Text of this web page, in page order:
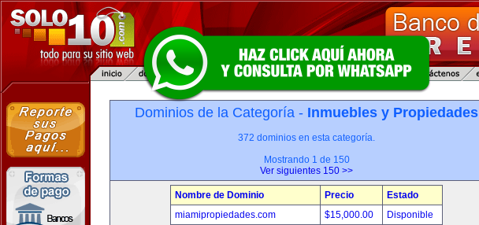
Dominios de la Categoría - Inmuebles y Propiedades
372 dominios en esta categoría.
Mostrando 1 de 150
Ver siguientes 150 >>
Nombre de Dominio Precio
Estado
miamipropiedades.com
$15,000.00
Disponible